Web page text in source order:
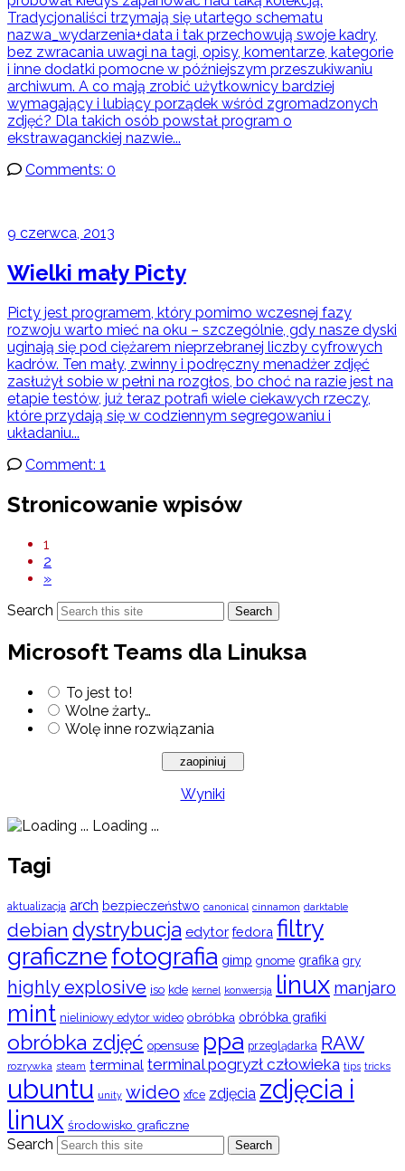
Tradycjonaliści trzymają się utartego schematu
nazwa_wydarzenia+data i tak przechowują swoje kadry,
bez zwracania uwagi na tagi, opisy, komentarze, kategorie
i inne dodatki pomocne w późniejszym przeszukiwaniu
archiwum. A co mają zrobić użytkownicy bardziej
wymagający i lubiący porządek wśród zgromadzonych
zdjęć? Dla takich osób powstał program o
ekstrawaganckiej nazwie...
Comments: 0
9 czerwca, 2013
Wielki mały Picty
Picty jest programem, który pomimo wczesnej fazy
rozwoju warto mieć na oku – szczególnie, gdy nasze dyski
uginają się pod ciężarem nieprzebranej liczby cyfrowych
kadrów. Ten mały, zwinny i podręczny menadżer zdjęć
zasłużył sobie w pełni na rozgłos, bo choć na razie jest na
etapie testów, już teraz potrafi wiele ciekawych rzeczy,
które przydają się w codziennym segregowaniu i
układaniu...
Comment: 1
Stronicowanie wpisów
1
2
»
Search
Search
Microsoft Teams dla Linuksa
To jest to!
Wolne żarty…
Wolę inne rozwiązania
Wyniki
Loading ...
Tagi
aktualizacja arch bezpieczeństwo canonical cinnamon darktable
debian dystrybucja edytor fedora filtry
graficznefotografia gimp gnome grafika gry
highly explosive iso kde kernel konwersja linux manjaro
mint nieliniowy edytor wideo obróbka obróbka grafiki
obróbka zdjęć opensuse ppa przeglądarka RAW
rozrywka steam terminal terminal pogryzł człowieka tips tricks
ubuntu unity wideo xfce zdjęcia zdjęcia i
linux środowisko graficzne
Search Search